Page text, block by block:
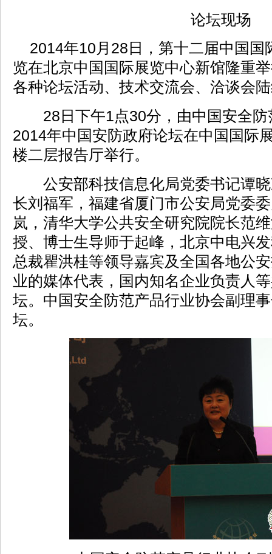
论坛现场
2014年10月28日，第十二届中国国
览在北京中国国际展览中心新馆隆重
各种论坛活动、技术交流会、洽谈会
28日下午1点30分，由中国安全防
2014年中国安防政府论坛在中国国际
楼二层报告厅举行。
公安部科技信息化局党委书记谭晓
长刘福军，福建省厦门市公安局党委
岚，清华大学公共安全研究院院长范
授、博士生导师于起峰，北京中电兴
总裁瞿洪桂等领导嘉宾及全国各地公
业的媒体代表，国内知名企业负责人
坛。中国安全防范产品行业协会副理
坛。